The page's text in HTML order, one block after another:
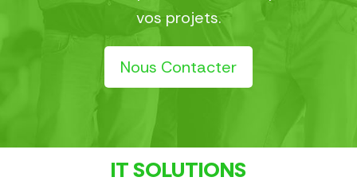
vos projets.
Nous Contacter
IT SOLUTIONS